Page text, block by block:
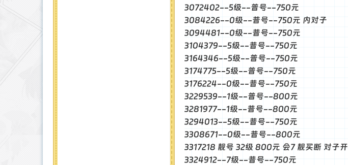
3072402--5级--普号--750元
3084226--0级--普号--750元 内对子
3094481--0级--普号--750元
3104379--5级--普号--750元
3164346--5级--普号--750元
3174775--5级--普号--750元
3176224--0级--普号--750元
3229539--1级--普号--800元
3281977--1级--普号--800元
3294013--5级--普号--750元
3308671--0级--普号--800元
3317218 靓号 32级 800元 会7 靓买断 对子开
3324912--7级--普号--750元